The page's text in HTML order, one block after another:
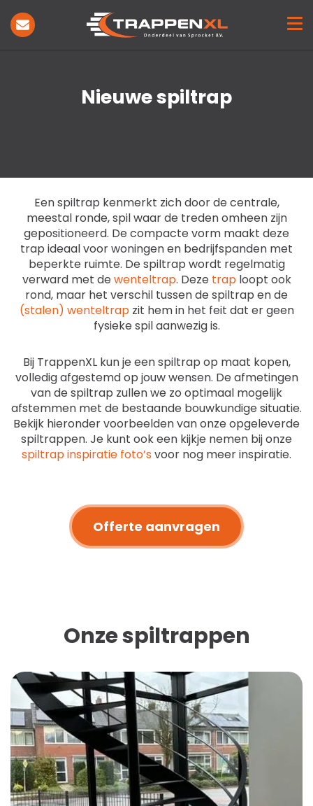
Toepassing
Nieuwe spiltrap
Een spiltrap kenmerkt zich door de centrale,
meestal ronde, spil waar de treden omheen zijn
gepositioneerd. De compacte vorm maakt deze
trap ideaal voor woningen en bedrijfspanden met
beperkte ruimte. De spiltrap wordt regelmatig
verward met dewenteltrap. Deze traploopt ook
rond, maar het verschil tussen de spiltrap en de
(stalen) wenteltrapzit hem in het feit dat er geen
fysieke spil aanwezig is.
Bij TrappenXL kun je een spiltrap op maat kopen,
volledig afgestemd op jouw wensen. De afmetingen
van de spiltrap zullen we zo optimaal mogelijk
afstemmen met de bestaande bouwkundige situatie.
Bekijk hieronder voorbeelden van onze opgeleverde
spiltrappen. Je kunt ook een kijkje nemen bij onze
spiltrap inspiratie foto’svoor nog meer inspiratie.
Offerte aanvragen
Onze spiltrappen